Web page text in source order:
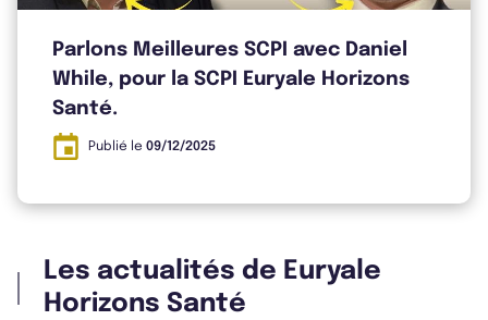
Parlons Meilleures SCPI avec Daniel
While, pour la SCPI Euryale Horizons
Santé.
Publié le 09/12/2025
Les actualités de Euryale
Horizons Santé